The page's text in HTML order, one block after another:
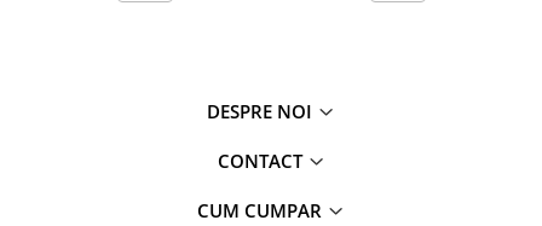
DESPRE NOI
CONTACT
CUM CUMPAR